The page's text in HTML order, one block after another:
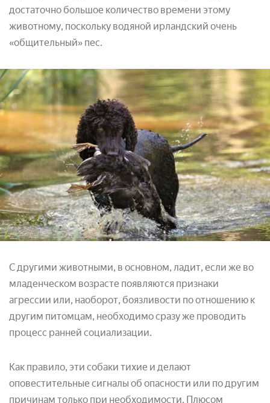
достаточно большое количество времени этому
животному, поскольку водяной ирландский очень
«общительный» пес.
С другими животными, в основном, ладит, если же во
младенческом возрасте появляются признаки
агрессии или, наоборот, боязливости по отношению к
другим питомцам, необходимо сразу же проводить
процесс ранней социализации.
Как правило, эти собаки тихие и делают
оповестительные сигналы об опасности или по другим
причинам только при необходимости. Плюсом